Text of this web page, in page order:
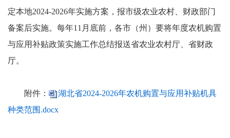
定本地2024-2026年实施方案，报市级农业农村、财政部门
备案后实施。每年11月底前，各市（州）要将年度农机购置
与应用补贴政策实施工作总结报送省农业农村厅、省财政
厅。
附件：
湖北省2024-2026年农机购置与应用补贴机具
种类范围.docx